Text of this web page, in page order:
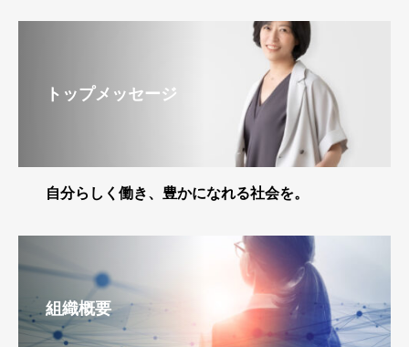
トップメッセージ
自分らしく働き、豊かになれる社会を。
組織概要